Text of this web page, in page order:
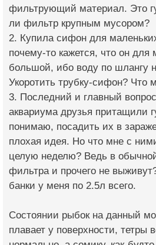
фильтрующий материал. Это
ли фильтр крупным мусором?
2. Купила сифон для
почему-то кажется, что он
большой, ибо воду по шлангу
Укоротить трубку-сифон? Что
3. Последний и главный
аквариума друзья притащили
понимаю, посадить их в
плохая идея. Но что мне с
целую неделю? Ведь в
фильтра и прочего не
банки у меня по 2.5л всего.
Состоянии рыбок на данный
плавает у поверхности, тетры